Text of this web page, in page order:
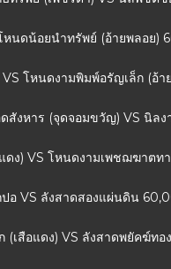
นดน้อยนำทรัพย์ (อ้ายพลอย)
โหนดงามพิมพ์อรัญเล็ก (อ้
สังหาร (จุดจอมขวัญ) VS นิลง
ดง) VS โหนดงามเพชฌฆาต
อ VS ลังสาดสองแผ่นดิน
(เสือแดง) VS ลังสาดพยัคฆ์ท